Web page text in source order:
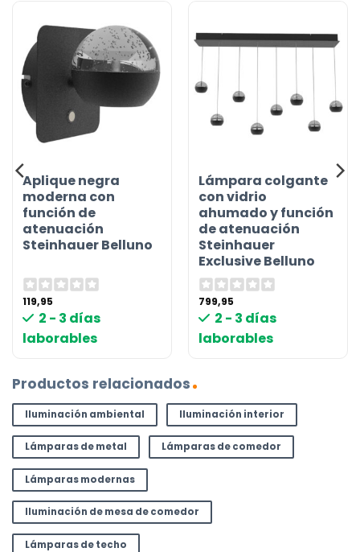
Aplique negra
moderna con
función de
atenuación
Steinhauer Belluno
119,95
2 - 3 días
laborables
Lámpara colgante
con vidrio
ahumado y función
de atenuación
Steinhauer
Exclusive Belluno
799,95
2 - 3 días
laborables
Productos relacionados
Iluminación ambiental Iluminación interior
Lámparas de metal Lámparas de comedor
Lámparas modernas
Iluminación de mesa de comedor
Lámparas de techo